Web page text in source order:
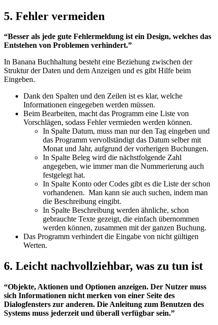
5. Fehler vermeiden
“Besser als jede gute Fehlermeldung ist ein Design, welches das
Entstehen von Problemen verhindert.”
In Banana Buchhaltung besteht eine Beziehung zwischen der
Struktur der Daten und dem Anzeigen und es gibt Hilfe beim
Eingeben.
Dank den Spalten und den Zeilen ist es klar, welche
Informationen eingegeben werden müssen.
Beim Bearbeiten, macht das Programm eine Liste von
Vorschlägen, sodass Fehler vermieden werden können.
In Spalte Datum, muss man nur den Tag eingeben und
das Programm vervollständigt das Datum selber mit
Monat und Jahr, aufgrund der vorherigen Buchungen.
In Spalte Beleg wird die nächstfolgende Zahl
angegeben, wie immer man die Nummerierung auch
festgelegt hat.
In Spalte Konto oder Codes gibt es die Liste der schon
vorhandenen. Man kann sie auch suchen, indem man
die Beschreibung eingibt.
In Spalte Beschreibung werden ähnliche, schon
gebrauchte Texte gezeigt, die einfach übernommen
werden können, zusammen mit der ganzen Buchung.
Das Programm verhindert die Eingabe von nicht gültigen
Werten.
6. Leicht nachvollziehbar, was zu tun ist
“Objekte, Aktionen und Optionen anzeigen. Der Nutzer muss
sich Informationen nicht merken von einer Seite des
Dialogfensters zur anderen. Die Anleitung zum Benutzen des
Systems muss jederzeit und überall verfügbar sein.”